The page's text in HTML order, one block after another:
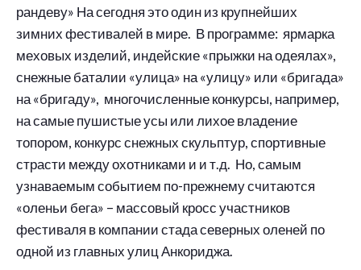
рандеву» На сегодня это один из крупнейших
зимних фестивалей в мире. В программе: ярмарка
меховых изделий, индейские «прыжки на одеялах»,
снежные баталии «улица» на «улицу» или «бригада»
на «бригаду», многочисленные конкурсы, например,
на самые пушистые усы или лихое владение
топором, конкурс снежных скульптур, спортивные
страсти между охотниками и и т.д. Но, самым
узнаваемым событием по-прежнему считаются
«оленьи бега» – массовый кросс участников
фестиваля в компании стада северных оленей по
одной из главных улиц Анкориджа.